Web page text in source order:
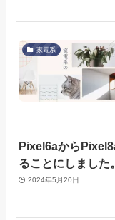
家電系
Pixel6aから
ることにしました。
2024年5月20日